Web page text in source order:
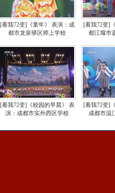
[看我72变]《童年》 表演：成
都市龙泉驿区师上学校
[看我72变]
都江堰市
[看我72变]《校园的早晨》 表
演：成都市实外西区学校
[看我72变]
成都市温